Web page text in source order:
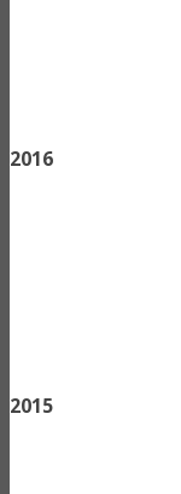
2016
2015